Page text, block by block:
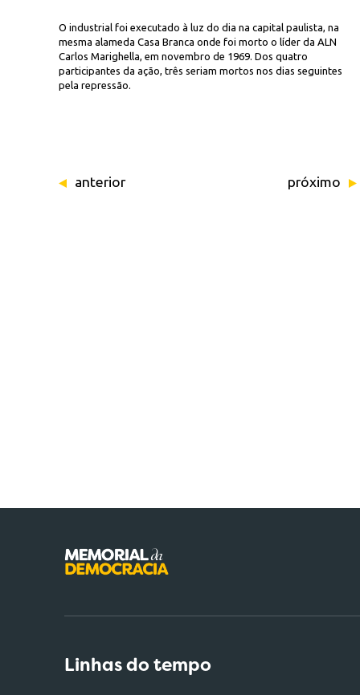
O industrial foi executado à luz do dia na capital paulista, na
mesma alameda Casa Branca onde foi morto o líder da ALN
Carlos Marighella, em novembro de 1969. Dos quatro
participantes da ação, três seriam mortos nos dias seguintes
pela repressão.
anterior próximo
Linhas do tempo